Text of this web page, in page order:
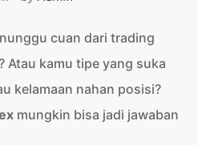
cuan dari trading
Atau kamu tipe yang suka
kelamaan nahan posisi?
mungkin bisa jadi jawaban